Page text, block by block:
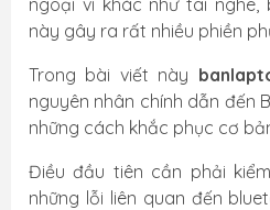
ngoại vi khác như tai nghe,
này gây ra rất nhiều phiền
Trong bài viết này
nguyên nhân chính dẫn đến
những cách khắc phục cơ
Điều đầu tiên cần phải
những lỗi liên quan đến